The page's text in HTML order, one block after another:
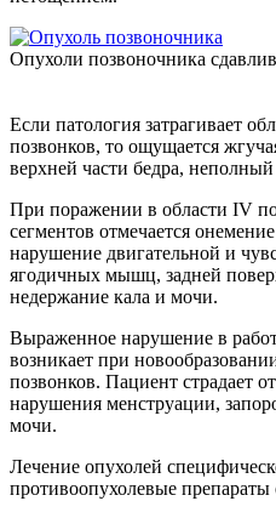
Опухоли позвоночника
Если патология затрагивает
позвонков, то ощущается
верхней части бедра,
При поражении в области IV
сегментов отмечается
нарушение двигательной и
ягодичных мышц, задней
недержание кала и мочи.
Выраженное нарушение в
возникает при
позвонков. Пациент страдает
нарушения менструации,
мочи.
Лечение опухолей
противоопухолевые